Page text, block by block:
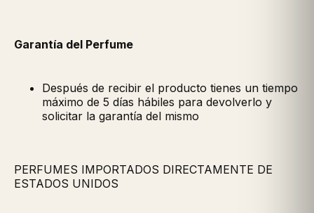
Garantía del Perfume
Después de recibir el producto tienes un tiempo
máximo de 5 días hábiles para devolverlo y
solicitar la garantía del mismo
PERFUMES IMPORTADOS DIRECTAMENTE DE
ESTADOS UNIDOS